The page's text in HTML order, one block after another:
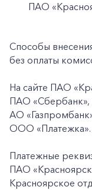
ПАО
Способы
без оплаты
На сайте ПАО
ПАО
АО
ООО «Платежка».
Платежные
ПАО
Красноярское